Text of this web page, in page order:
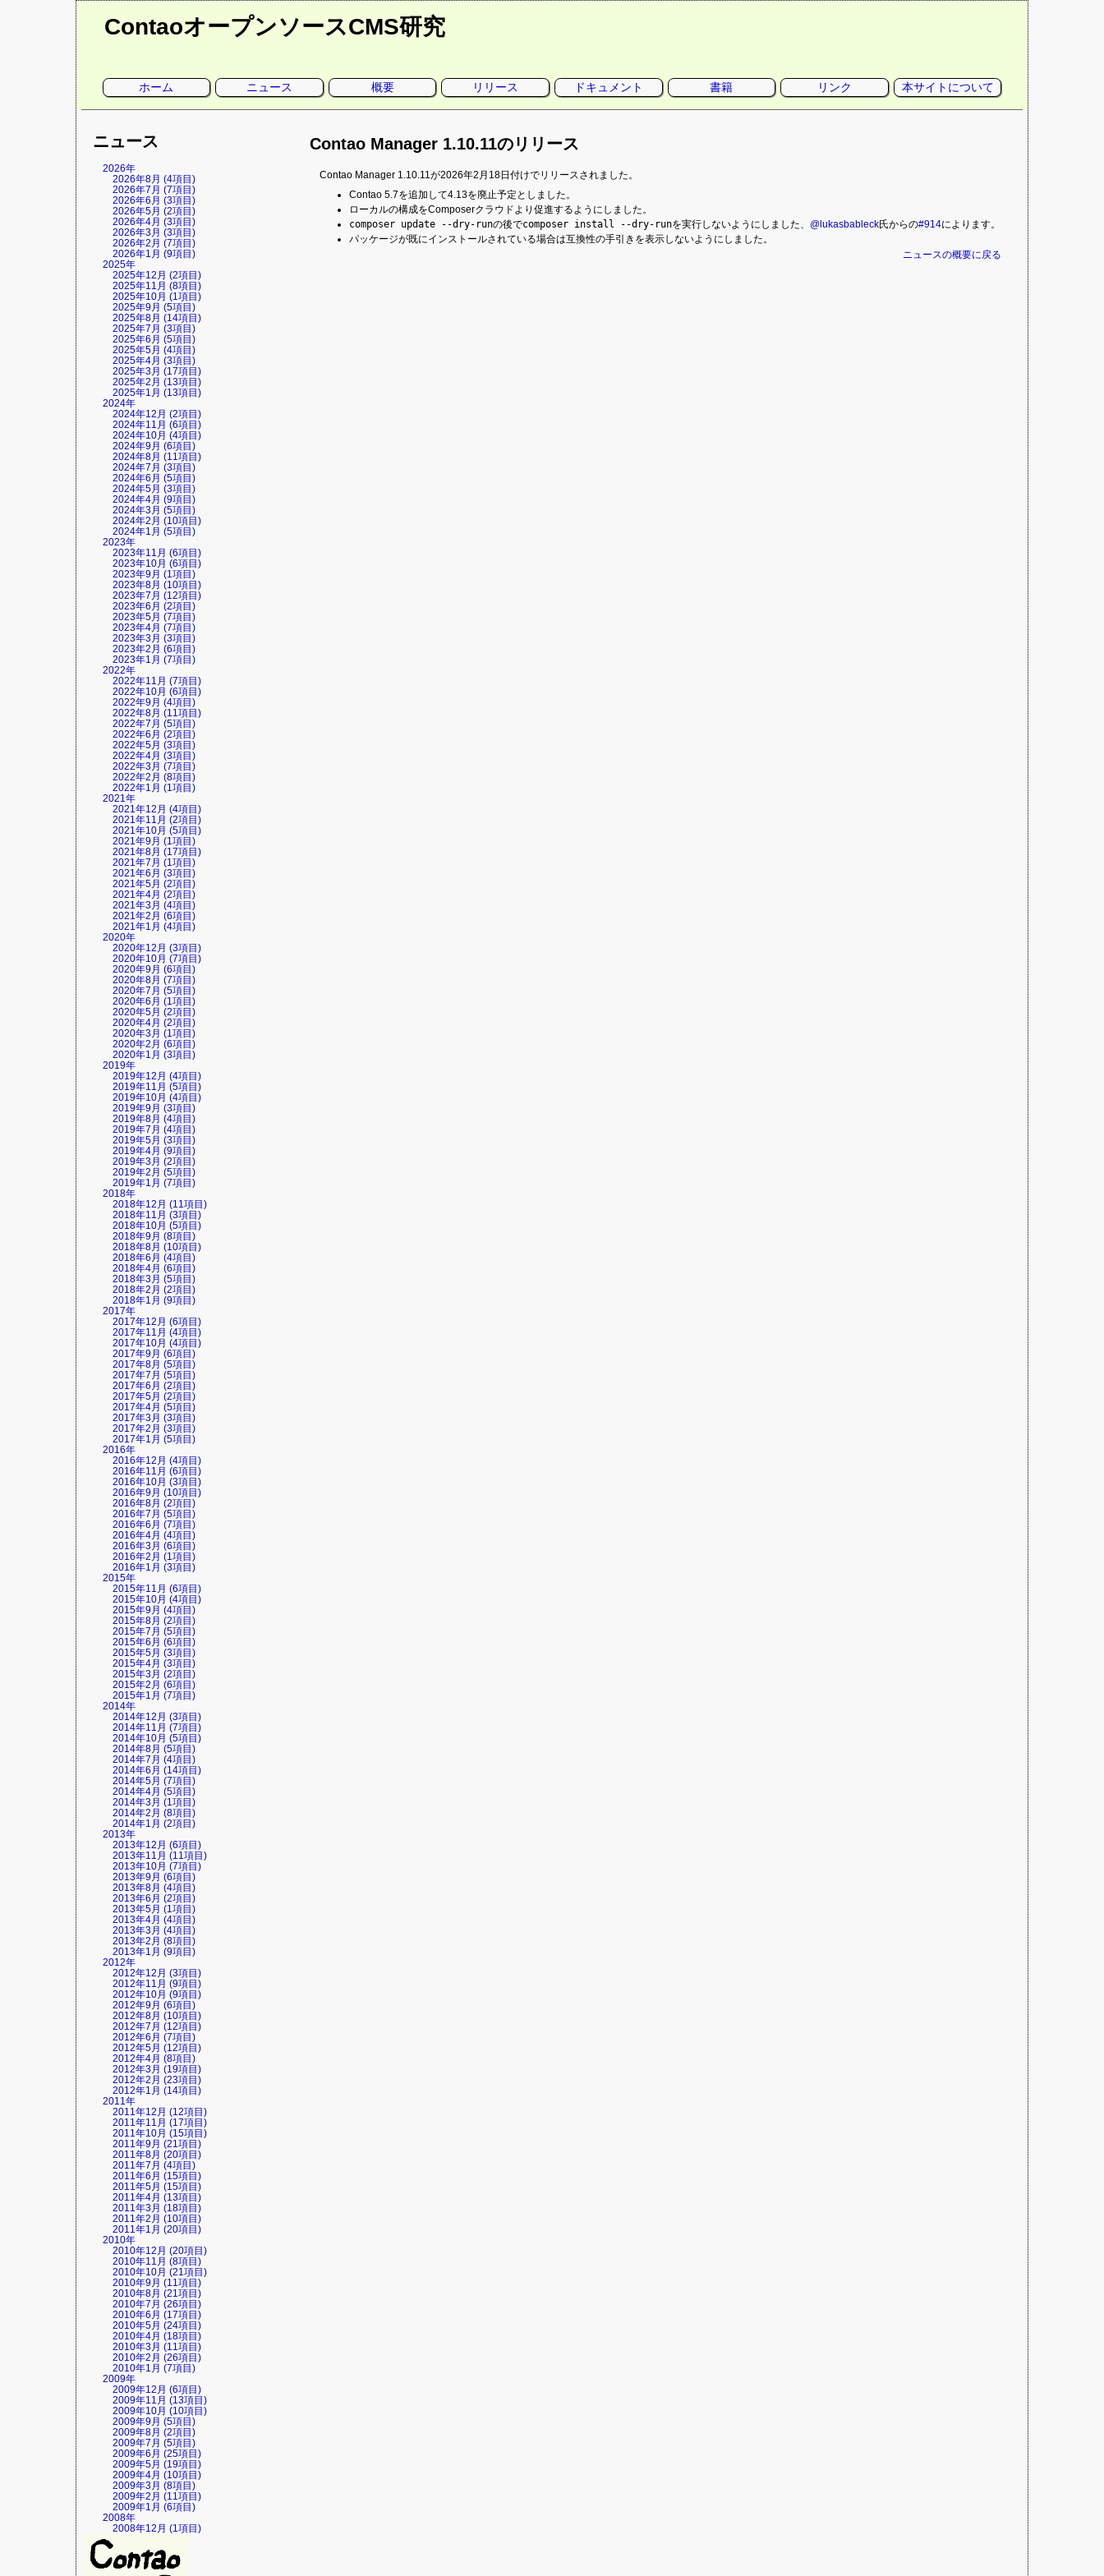
ContaoオープンソースCMS研究
ー
ホーム ニュース 概要 リリース ドキュメント 書籍 リンク 本サイトについて
Contao Manager 1.10.11のリリース
Contao Manager 1.10.11が2026年2月18日付けでリリースされました。
Contao 5.7を追加して4.13を廃止予定としました。
ローカルの構成をComposerクラウドより促進するようにしました。
composer update --dry-runの後でcomposer install --dry-runを実行しないようにしました、 @lukasbableck氏からの#914によります。
パッケージが既にインストールされている場合は互換性の手引きを表示しないようにしました。
ニュースの概要に戻る
ニュース
2026年
2026年8月 (4項目)
2026年7月 (7項目)
2026年6月 (3項目)
2026年5月 (2項目)
2026年4月 (3項目)
2026年3月 (3項目)
2026年2月 (7項目)
2026年1月 (9項目)
2025年
2025年12月 (2項目)
2025年11月 (8項目)
2025年10月 (1項目)
2025年9月 (5項目)
2025年8月 (14項目)
2025年7月 (3項目)
2025年6月 (5項目)
2025年5月 (4項目)
2025年4月 (3項目)
2025年3月 (17項目)
2025年2月 (13項目)
2025年1月 (13項目)
2024年
2024年12月 (2項目)
2024年11月 (6項目)
2024年10月 (4項目)
2024年9月 (6項目)
2024年8月 (11項目)
2024年7月 (3項目)
2024年6月 (5項目)
2024年5月 (3項目)
2024年4月 (9項目)
2024年3月 (5項目)
2024年2月 (10項目)
2024年1月 (5項目)
2023年
2023年11月 (6項目)
2023年10月 (6項目)
2023年9月 (1項目)
2023年8月 (10項目)
2023年7月 (12項目)
2023年6月 (2項目)
2023年5月 (7項目)
2023年4月 (7項目)
2023年3月 (3項目)
2023年2月 (6項目)
2023年1月 (7項目)
2022年
2022年11月 (7項目)
2022年10月 (6項目)
2022年9月 (4項目)
2022年8月 (11項目)
2022年7月 (5項目)
2022年6月 (2項目)
2022年5月 (3項目)
2022年4月 (3項目)
2022年3月 (7項目)
2022年2月 (8項目)
2022年1月 (1項目)
2021年
2021年12月 (4項目)
2021年11月 (2項目)
2021年10月 (5項目)
2021年9月 (1項目)
2021年8月 (17項目)
2021年7月 (1項目)
2021年6月 (3項目)
2021年5月 (2項目)
2021年4月 (2項目)
2021年3月 (4項目)
2021年2月 (6項目)
2021年1月 (4項目)
2020年
2020年12月 (3項目)
2020年10月 (7項目)
2020年9月 (6項目)
2020年8月 (7項目)
2020年7月 (5項目)
2020年6月 (1項目)
2020年5月 (2項目)
2020年4月 (2項目)
2020年3月 (1項目)
2020年2月 (6項目)
2020年1月 (3項目)
2019年
2019年12月 (4項目)
2019年11月 (5項目)
2019年10月 (4項目)
2019年9月 (3項目)
2019年8月 (4項目)
2019年7月 (4項目)
2019年5月 (3項目)
2019年4月 (9項目)
2019年3月 (2項目)
2019年2月 (5項目)
2019年1月 (7項目)
2018年
2018年12月 (11項目)
2018年11月 (3項目)
2018年10月 (5項目)
2018年9月 (8項目)
2018年8月 (10項目)
2018年6月 (4項目)
2018年4月 (6項目)
2018年3月 (5項目)
2018年2月 (2項目)
2018年1月 (9項目)
2017年
2017年12月 (6項目)
2017年11月 (4項目)
2017年10月 (4項目)
2017年9月 (6項目)
2017年8月 (5項目)
2017年7月 (5項目)
2017年6月 (2項目)
2017年5月 (2項目)
2017年4月 (5項目)
2017年3月 (3項目)
2017年2月 (3項目)
2017年1月 (5項目)
2016年
2016年12月 (4項目)
2016年11月 (6項目)
2016年10月 (3項目)
2016年9月 (10項目)
2016年8月 (2項目)
2016年7月 (5項目)
2016年6月 (7項目)
2016年4月 (4項目)
2016年3月 (6項目)
2016年2月 (1項目)
2016年1月 (3項目)
2015年
2015年11月 (6項目)
2015年10月 (4項目)
2015年9月 (4項目)
2015年8月 (2項目)
2015年7月 (5項目)
2015年6月 (6項目)
2015年5月 (3項目)
2015年4月 (3項目)
2015年3月 (2項目)
2015年2月 (6項目)
2015年1月 (7項目)
2014年
2014年12月 (3項目)
2014年11月 (7項目)
2014年10月 (5項目)
2014年8月 (5項目)
2014年7月 (4項目)
2014年6月 (14項目)
2014年5月 (7項目)
2014年4月 (5項目)
2014年3月 (1項目)
2014年2月 (8項目)
2014年1月 (2項目)
2013年
2013年12月 (6項目)
2013年11月 (11項目)
2013年10月 (7項目)
2013年9月 (6項目)
2013年8月 (4項目)
2013年6月 (2項目)
2013年5月 (1項目)
2013年4月 (4項目)
2013年3月 (4項目)
2013年2月 (8項目)
2013年1月 (9項目)
2012年
2012年12月 (3項目)
2012年11月 (9項目)
2012年10月 (9項目)
2012年9月 (6項目)
2012年8月 (10項目)
2012年7月 (12項目)
2012年6月 (7項目)
2012年5月 (12項目)
2012年4月 (8項目)
2012年3月 (19項目)
2012年2月 (23項目)
2012年1月 (14項目)
2011年
2011年12月 (12項目)
2011年11月 (17項目)
2011年10月 (15項目)
2011年9月 (21項目)
2011年8月 (20項目)
2011年7月 (4項目)
2011年6月 (15項目)
2011年5月 (15項目)
2011年4月 (13項目)
2011年3月 (18項目)
2011年2月 (10項目)
2011年1月 (20項目)
2010年
2010年12月 (20項目)
2010年11月 (8項目)
2010年10月 (21項目)
2010年9月 (11項目)
2010年8月 (21項目)
2010年7月 (26項目)
2010年6月 (17項目)
2010年5月 (24項目)
2010年4月 (18項目)
2010年3月 (11項目)
2010年2月 (26項目)
2010年1月 (7項目)
2009年
2009年12月 (6項目)
2009年11月 (13項目)
2009年10月 (10項目)
2009年9月 (5項目)
2009年8月 (2項目)
2009年7月 (5項目)
2009年6月 (25項目)
2009年5月 (19項目)
2009年4月 (10項目)
2009年3月 (8項目)
2009年2月 (11項目)
2009年1月 (6項目)
2008年
2008年12月 (1項目)